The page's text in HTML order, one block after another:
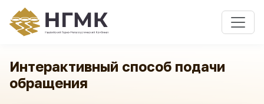
Интерактивный способ подачи
обращения